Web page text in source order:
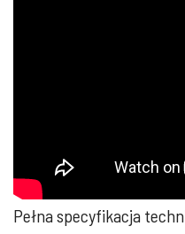
Pełna specyfikacja